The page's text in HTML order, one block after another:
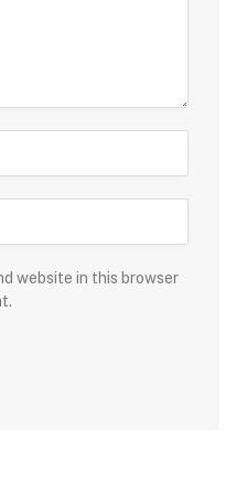
website in this browser